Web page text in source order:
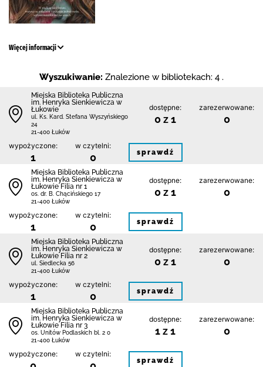
Więcej informacji
Wyszukiwanie: Znalezione w bibliotekach: 4 .
Miejska Biblioteka Publiczna
im. Henryka Sienkiewicza w
Łukowie
ul. Ks. Kard. Stefana Wyszyńskiego
24
21-400 Łuków
dostępne:
0 z 1
zarezerwowane:
0
wypożyczone:
1
w czytelni:
0 sprawdź
Miejska Biblioteka Publiczna
im. Henryka Sienkiewicza w
Łukowie Filia nr 1
os. dr. B. Chącińskiego 17
21-400 Łuków
dostępne:
0 z 1
zarezerwowane:
0
wypożyczone:
1
w czytelni:
0 sprawdź
Miejska Biblioteka Publiczna
im. Henryka Sienkiewicza w
Łukowie Filia nr 2
ul. Siedlecka 56
21-400 Łuków
dostępne:
0 z 1
zarezerwowane:
0
wypożyczone:
1
w czytelni:
0 sprawdź
Miejska Biblioteka Publiczna
im. Henryka Sienkiewicza w
Łukowie Filia nr 3
os. Unitów Podlaskich bl. 2 0
21-400 Łuków
dostępne:
1 z 1
zarezerwowane:
0
wypożyczone: w czytelni:
sprawdź